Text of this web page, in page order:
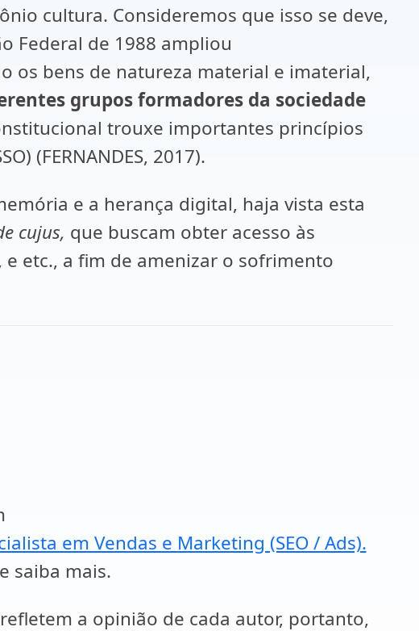
cultura. Consideremos que isso se deve,
Federal de 1988 ampliou
os bens de natureza material e imaterial,
grupos formadores da sociedade
trouxe importantes princípios
(FERNANDES, 2017).
e a herança digital, haja vista esta
cujus, que buscam obter acesso às
etc., a fim de amenizar o sofrimento
em Vendas e Marketing (SEO / Ads).
saiba mais.
a opinião de cada autor, portanto,